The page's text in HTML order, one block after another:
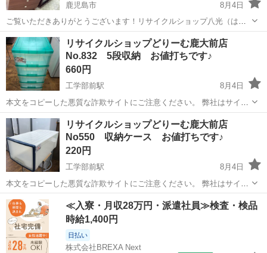
鹿児島市
8月4日
ご覧いただきありがとうございます！リサイクルショップ八光（はっ
こう）です。 高さを生かして衣類をたっぷり収納できる、ブラウンカ
ラーの木製ハイチェストです。 幅約76cmの扱いやすいサイズで、寝
室やクローゼット周辺...
鹿児島 鹿児島市 収納家具 ハイチェスト
リサイクルショップどりーむ鹿大前店
No.832 5段収納 お値打ちです♪
660円
工学部前駅
8月4日
本文をコピーした悪質な詐欺サイトにご注意ください。 弊社はサイト
内でのクレジット決済や銀行振り込みを致しておりません。 リサイク
ルショップどりーむ掲載商品を ご覧下さいまして誠にありがとうござ
います。 どりー...
鹿児島 鹿児島市 工学部前駅 収納家具
リサイクルショップどりーむ鹿大前店
No550 収納ケース お値打ちです♪
220円
工学部前駅
8月4日
本文をコピーした悪質な詐欺サイトにご注意ください。 弊社はサイト
内でのクレジット決済や銀行振り込みを致しておりません。 リサイク
ルショップどりーむ掲載商品を ご覧下さいまして誠にありがとうござ
います。 どりー...
鹿児島 鹿児島市 工学部前駅 収納家具 商品
≪入寮・月収28万円・派遣社員≫検査・検品
時給1,400円
日払い
株式会社BREXA Next